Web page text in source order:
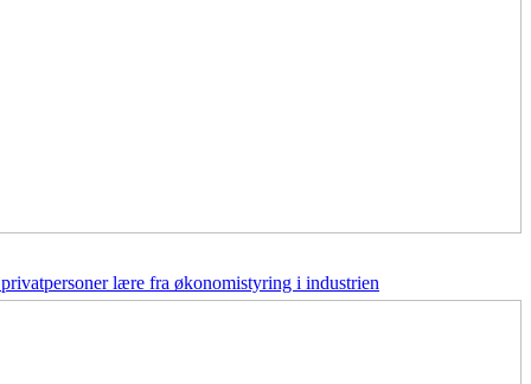
lære fra økonomistyring i industrien